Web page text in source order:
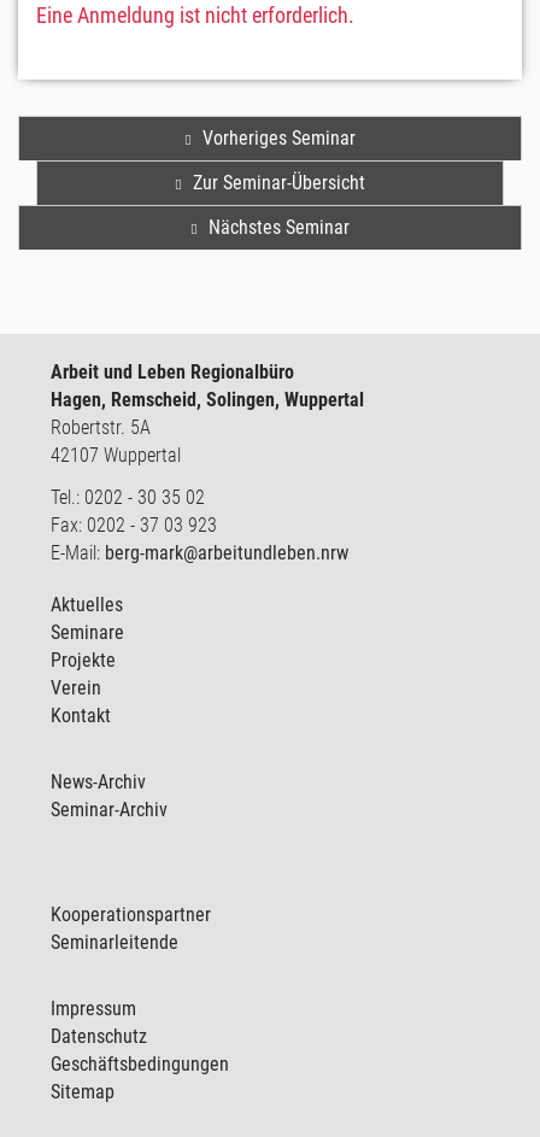
Eine Anmeldung ist nicht erforderlich.
Vorheriges Seminar
Zur Seminar-Übersicht
Nächstes Seminar
Arbeit und Leben Regionalbüro
Hagen, Remscheid, Solingen, Wuppertal
Robertstr. 5A
42107 Wuppertal
Tel.: 0202 - 30 35 02
Fax: 0202 - 37 03 923
E-Mail: berg-mark@arbeitundleben.nrw
Aktuelles
Seminare
Projekte
Verein
Kontakt
News-Archiv
Seminar-Archiv
Kooperationspartner
Seminarleitende
Impressum
Datenschutz
Geschäftsbedingungen
Sitemap